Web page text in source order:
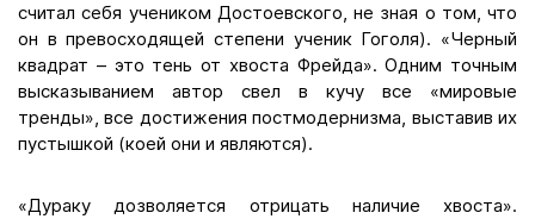
считал себя учеником Достоевского, не зная о том, что
он в превосходящей степени ученик Гоголя). «Черный
квадрат – это тень от хвоста Фрейда». Одним точным
высказыванием автор свел в кучу все «мировые
тренды», все достижения постмодернизма, выставив их
пустышкой (коей они и являются).
«Дураку дозволяется отрицать наличие хвоста».